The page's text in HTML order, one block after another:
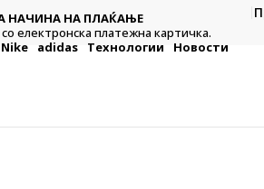
НАЧИНА НА ПЛАЌАЊЕ
електронска платежна картичка.
Nike adidas Технологии Новости